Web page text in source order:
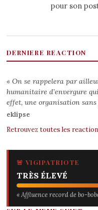
pour son
DERNIERE REACTION
« On se rappelera par
humanitaire d’envergure
effet, une organisation
eklipse
Retrouvez toutes les
🚨 VIGIPATRIOTE
TRÈS ÉLEVÉ
« Affluence record de bo-